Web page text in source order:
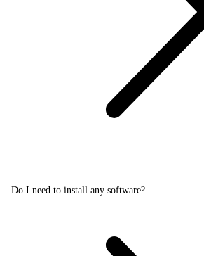
Do I need to install any software?